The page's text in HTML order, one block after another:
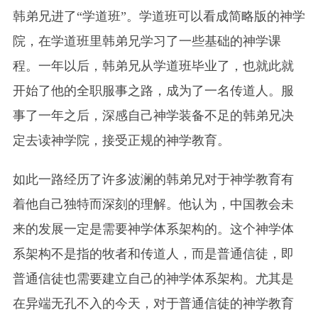
韩弟兄进了“学道班”。学道班可以看成简略版的神学
院，在学道班里韩弟兄学习了一些基础的神学课
程。一年以后，韩弟兄从学道班毕业了，也就此就
开始了他的全职服事之路，成为了一名传道人。服
事了一年之后，深感自己神学装备不足的韩弟兄决
定去读神学院，接受正规的神学教育。
如此一路经历了许多波澜的韩弟兄对于神学教育有
着他自己独特而深刻的理解。他认为，中国教会未
来的发展一定是需要神学体系架构的。这个神学体
系架构不是指的牧者和传道人，而是普通信徒，即
普通信徒也需要建立自己的神学体系架构。尤其是
在异端无孔不入的今天，对于普通信徒的神学教育